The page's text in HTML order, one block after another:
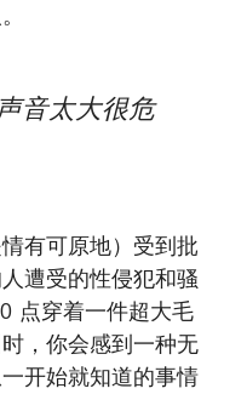
音太大很危
有可原地）受到批
遭受的性侵犯和骚
点穿着一件超大毛
，你会感到一种无
开始就知道的事情